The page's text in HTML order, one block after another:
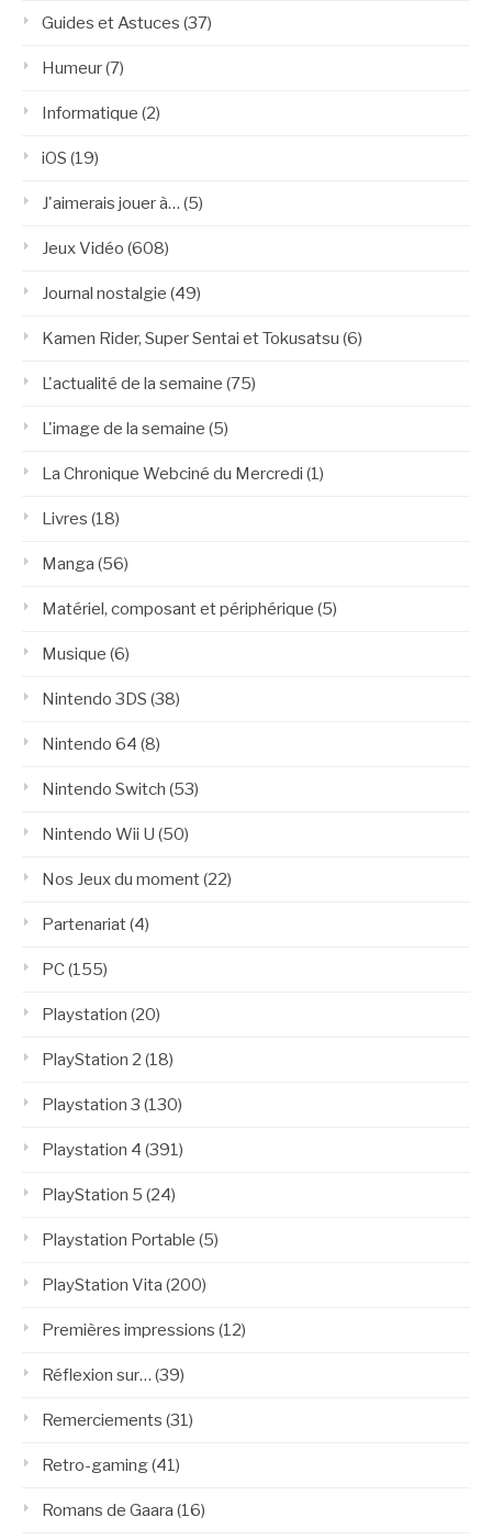
Guides et Astuces (37)
Humeur(7)
Informatique (2)
iOS (19)
J'aimerais jouer à… (5)
Jeux Vidéo (608)
Journal nostalgie (49)
Kamen Rider, Super Sentai et Tokusatsu (6)
L'actualité de la semaine (75)
L'image de la semaine (5)
La Chronique Webciné du Mercredi (1)
Livres (18)
Manga (56)
Matériel, composant et périphérique (5)
Musique (6)
Nintendo 3DS (38)
Nintendo 64 (8)
Nintendo Switch (53)
Nintendo Wii U (50)
Nos Jeux du moment(22)
Partenariat(4)
PC(155)
Playstation (20)
PlayStation 2 (18)
Playstation 3 (130)
Playstation 4 (391)
PlayStation 5 (24)
Playstation Portable (5)
PlayStation Vita (200)
Premières impressions (12)
Réflexion sur… (39)
Remerciements (31)
Retro-gaming(41)
Romans de Gaara (16)